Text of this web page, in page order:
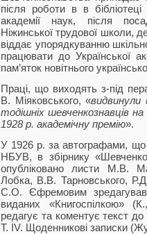
після роботи в в бібліотеці
академії наук, після
Ніжинської трудової школи,
віддає упорядкуванню
працювати до Української
пам’яток новітнього
Праці, що виходять з-під
В. Міяковського, «видвинули
тодішніх шевченкознавців
1928 р. академічну премію».
У 1926 р. за автографами, що
НБУВ, в збірнику
опубліковано листи М.В.
Лобка, В.В. Тарновського,
С.О. Єфремовим
виданих «Книгоспілкою»
редагує та коментує текст
Т. ІV. Щоденникові записки